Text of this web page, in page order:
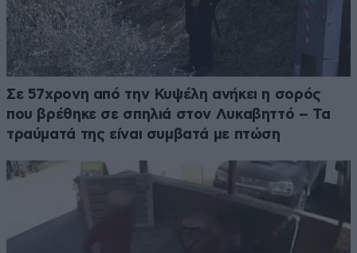
Σε 57χρονη από την Κυψέλη ανήκει η σορός
που βρέθηκε σε σπηλιά στον Λυκαβηττό – Τα
τραύματά της είναι συμβατά με πτώση